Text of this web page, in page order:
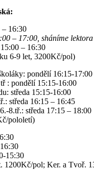
– 16:30
– 17:00, sháníme lektora
– 16:30
6-9 let, 3200Kč/pol)
pondělí 16:15-17:00
: pondělí 15:15-16:00
středa 15:15-16:00
středa 16:15 – 16:45
8.tř.: středa 17:15 – 18:00
pololetí)
15:30
1200Kč/pol; Ker. a Tvoř.